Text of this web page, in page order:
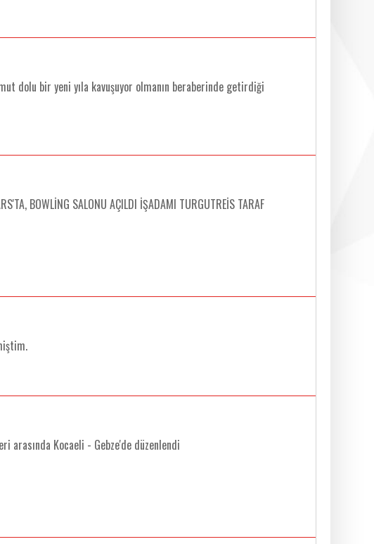
dolu bir yeni yıla kavuşuyor olmanın beraberinde getirdiği
BOWLİNG SALONU AÇILDI İŞADAMI TURGUTREİS TARAF
arasında Kocaeli - Gebze'de düzenlendi